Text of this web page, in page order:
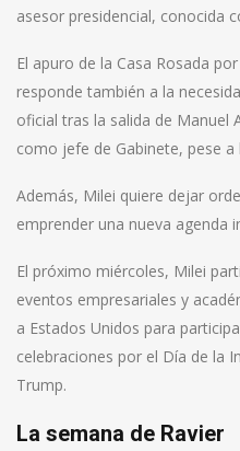
asesor presidencial, conocida
El apuro de la Casa Rosada
responde también a la
oficial tras la salida de Manuel
como jefe de Gabinete, pese
Además, Milei quiere dejar
emprender una nueva agenda
El próximo miércoles, Milei
eventos empresariales y
a Estados Unidos para
celebraciones por el Día de la
Trump.
La semana de Ravier